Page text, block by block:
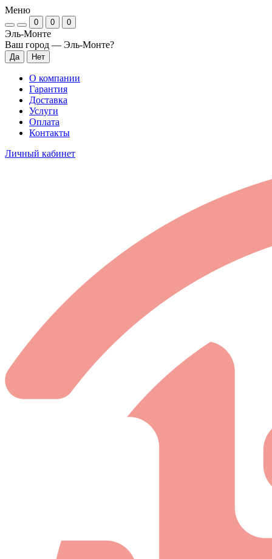
Меню
0 0 0
Эль-Монте
Ваш город — Эль-Монте?
О компании
Гарантия
Доставка
Услуги
Оплата
Контакты
Личный кабинет